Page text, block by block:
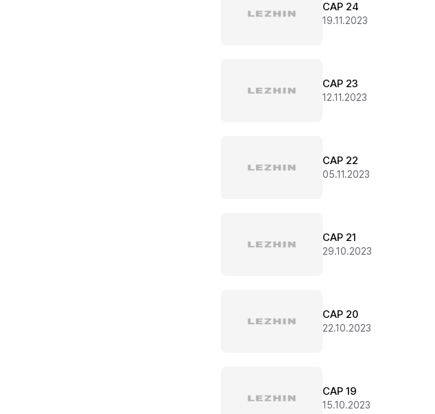
CAP 24
19.11.2023
CAP 23
12.11.2023
CAP 22
05.11.2023
CAP 21
29.10.2023
CAP 20
22.10.2023
CAP 19
15.10.2023